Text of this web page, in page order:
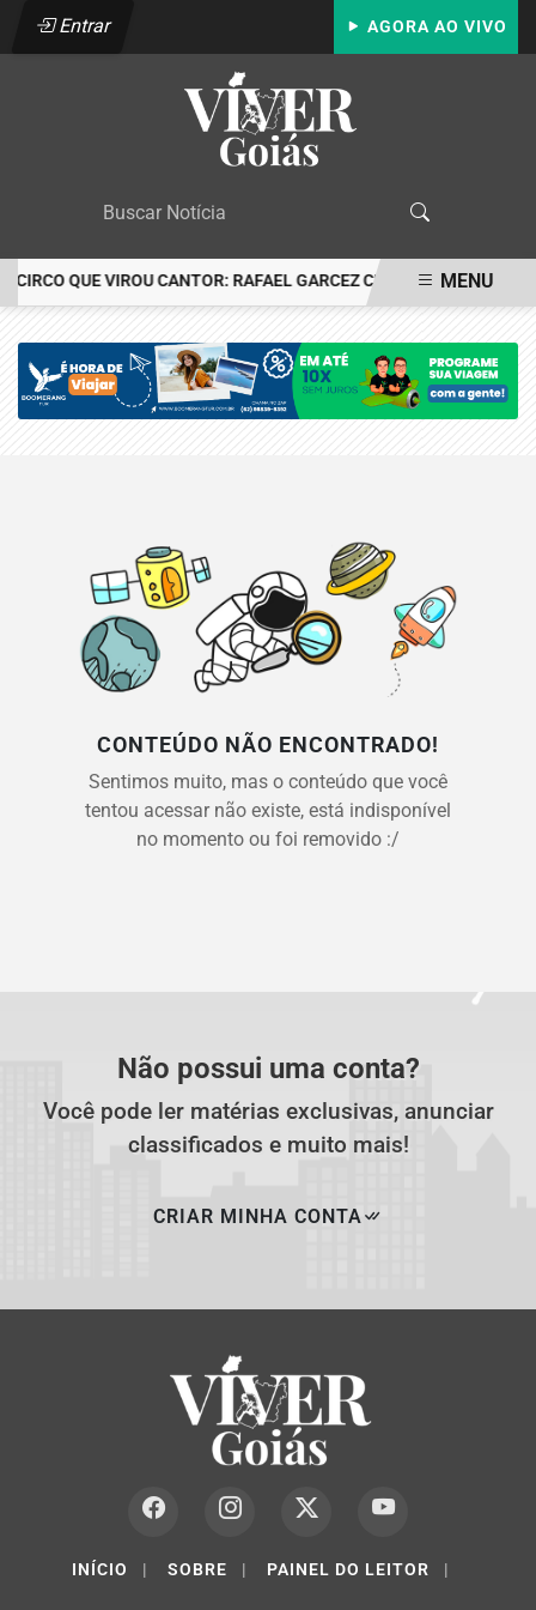
Entrar AGORA AO VIVO
CIRCO QUE VIROU CANTOR: RAFAEL GARCEZ CELEBRA 24 ANOS
MENU
CONTEÚDO NÃO ENCONTRADO!
Sentimos muito, mas o conteúdo que você
tentou acessar não existe, está indisponível
no momento ou foi removido :/
Não possui uma conta?
Você pode ler matérias exclusivas, anunciar
classificados e muito mais!
CRIAR MINHA CONTA
INÍCIO | SOBRE | PAINEL DO LEITOR |